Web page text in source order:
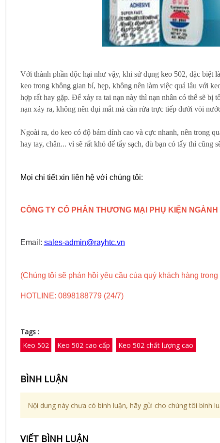
Với thành phần độc hại như vậy, khi sử dụng keo 502, đặc biệt là
keo trong không gian bí, hẹp, không nên làm việc quá lâu với
hợp rất hay gặp. Để xảy ra tai nạn này thì nạn nhân có thể sẽ
nạn xảy ra, không nên dụi mắt mà cần rửa trực tiếp dưới vòi
Ngoài ra, do keo có độ bám dính cao và cực nhanh, nên trong
hay tay, chân... vì sẽ rất khó để tẩy sạch, dù bạn có tẩy thì cũng
Mọi chi tiết xin liên hệ với chúng tôi:
CÔNG TY CỔ PHẦN THƯƠNG MẠI PHỤ KIỆN NGÀNH
Email: sales-admin@rayhtc.vn
(Chúng tôi sẽ phản hồi yêu cầu của quý khách hàng trong
HOTLINE: 0898188779 (24/7)
Tags :
Keo 502
Keo 502 cao cấp Keo 502 chất lượng cao
BÌNH LUẬN
Nội dung này chưa có bình luận, hãy gửi cho chúng tôi bình
VIẾT BÌNH LUẬN